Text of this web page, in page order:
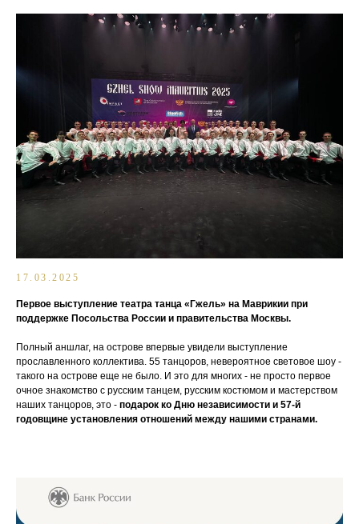
17.03.2025
Первое выступление театра танца «Гжель» на Маврикии при
поддержке Посольства России и правительства Москвы.
Полный аншлаг, на острове впервые увидели выступление
прославленного коллектива. 55 танцоров, невероятное световое шоу -
такого на острове еще не было. И это для многих - не просто первое
очное знакомство с русским танцем, русским костюмом и мастерством
наших танцоров, это - подарок ко Дню независимости и 57-й
годовщине установления отношений между нашими странами.